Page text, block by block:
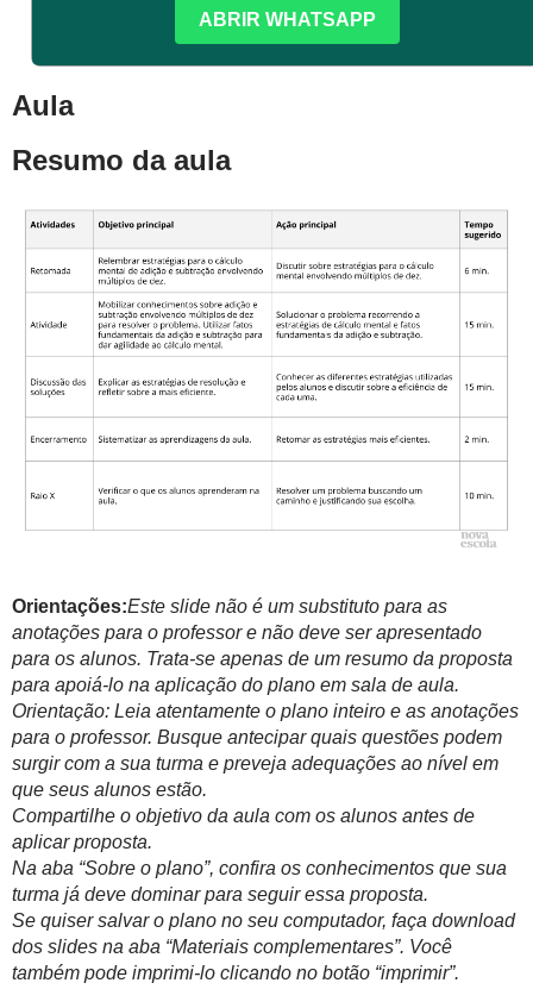
ABRIR WHATSAPP
Aula
Resumo da aula
Orientações:Este slide não é um substituto para as
anotações para o professor e não deve ser apresentado
para os alunos. Trata-se apenas de um resumo da proposta
para apoiá-lo na aplicação do plano em sala de aula.
Orientação: Leia atentamente o plano inteiro e as anotações
para o professor. Busque antecipar quais questões podem
surgir com a sua turma e preveja adequações ao nível em
que seus alunos estão.
Compartilhe o objetivo da aula com os alunos antes de
aplicar proposta.
Na aba “Sobre o plano”, confira os conhecimentos que sua
turma já deve dominar para seguir essa proposta.
Se quiser salvar o plano no seu computador, faça download
dos slides na aba “Materiais complementares”. Você
também pode imprimi-lo clicando no botão “imprimir”.